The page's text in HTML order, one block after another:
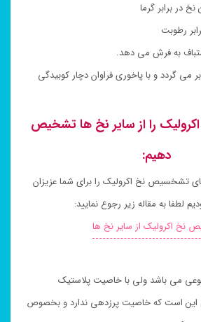
بر می گردد و با پاخوری فراوان دچار کوبیدگی
را از سایر نخ ها تشخیص
دهیم:
تشخسیص نخ اکرولیک را برای شما عزیزان
لطفا به مقاله زیر رجوع نمایید:
نخ اکرولیک از سایر نخ ها
می باشد ولی با خاصیت پلاستیک
این است که خاصیت پرزدهی ندارد و بخصوص